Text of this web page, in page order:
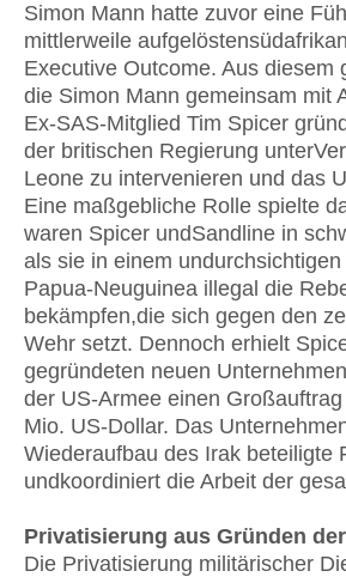
Simon Mann hatte zuvor eine
mittlerweile
Executive Outcome. Aus diesem
die Simon Mann gemeinsam mit
Ex-SAS-Mitglied Tim Spicer
der britischen Regierung
Leone zu intervenieren und das
Eine maßgebliche Rolle spielte
waren Spicer undSandline in
als sie in einem
Papua-Neuguinea illegal die
bekämpfen,die sich gegen den
Wehr setzt. Dennoch erhielt
gegründeten neuen
der US-Armee einen
Mio. US-Dollar. Das
Wiederaufbau des Irak beteiligte
undkoordiniert die Arbeit der
Privatisierung aus Gründen
Die Privatisierung militärischer